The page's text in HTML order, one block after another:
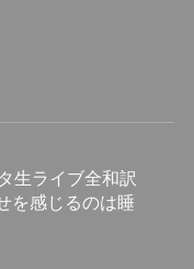
生ライブ全和訳
を感じるのは睡